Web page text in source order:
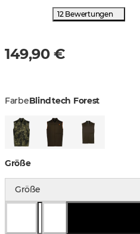
12 Bewertungen
149,90 €
FarbeBlindtech Forest
Größe
Größe